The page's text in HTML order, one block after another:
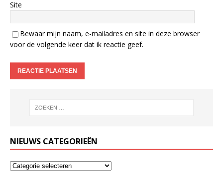
Site
Bewaar mijn naam, e-mailadres en site in deze browser
voor de volgende keer dat ik reactie geef.
NIEUWS CATEGORIEËN